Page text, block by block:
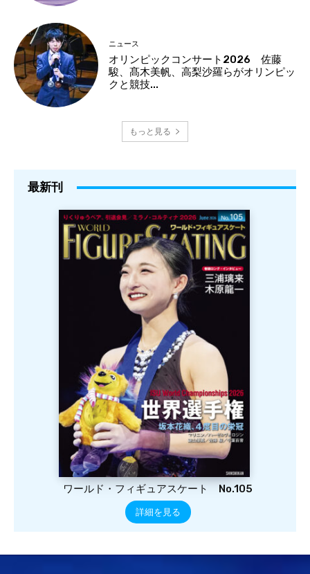
ニュース
オリンピックコンサート2026 佐藤
駿、髙木美帆、高梨沙羅らがオリンピッ
クと競技...
もっと見る
最新刊
ワールド・フィギュアスケート No.105
詳細を見る